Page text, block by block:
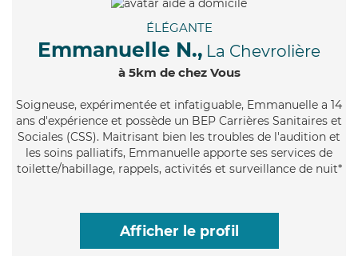
ÉLÉGANTE
Emmanuelle N., La Chevrolière
à 5km de chez Vous
Soigneuse, expérimentée et infatiguable, Emmanuelle a 14
ans d'expérience et possède un BEP Carrières Sanitaires et
Sociales (CSS). Maitrisant bien les troubles de l'audition et
les soins palliatifs, Emmanuelle apporte ses services de
toilette/habillage, rappels, activités et surveillance de nuit*
Afficher le profil